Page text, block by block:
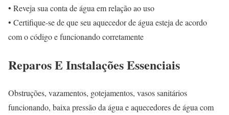
• Reveja sua conta de água em relação ao uso
• Certifique-se de que seu aquecedor de água esteja de acordo
com o código e funcionando corretamente
Reparos E Instalações Essenciais
Obstruções, vazamentos, gotejamentos, vasos sanitários
funcionando, baixa pressão da água e aquecedores de água com